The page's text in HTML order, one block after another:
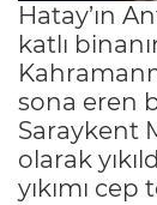
Hatay’ın
katlı
sona eren
Saraykent
olarak
yıkımı